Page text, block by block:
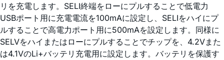
リを充電します。SELI終端をローにプルすることで低電力
USBポート用に充電電流を100mAに設定し、SELIをハイにプ
ルすることで高電力ポート用に500mAを設定します。同様に
SELVをハイまたはローにプルすることでチップを、4.2Vまた
は4.1VのLi+バッテリ充電用に設定します。バッテリを保護す